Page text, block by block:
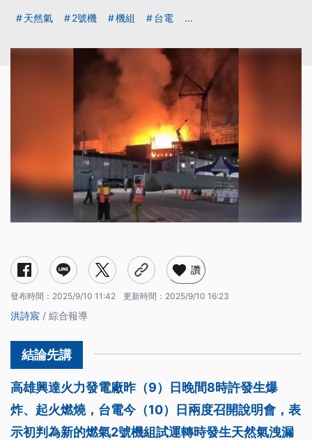
天然氣 2號機 機組 台電 ...
讚
發布時間： 2025/9/10 11:42 更新時間： 2025/9/10 16:23
洪詩宸 / 綜合報導
高雄興達火力發電廠昨（9）日晚間8時許發生爆
炸、起火燃燒，台電今（10）日兩度召開說明會，表
示初判為新的燃氣2號機組試運轉時發生天然氣洩漏